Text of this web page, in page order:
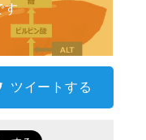
す
ツイートする